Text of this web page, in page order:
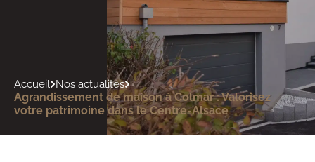
Accueil Nos actualités
Agrandissement de maison à Colmar : Valorisez
votre patrimoine dans le Centre-Alsace